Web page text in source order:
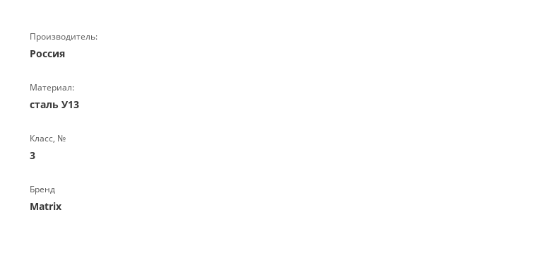
Производитель:
Россия
Материал:
сталь У13
Класс, №
3
Бренд
Matrix